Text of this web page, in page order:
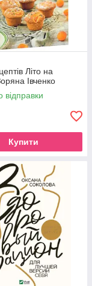
Літо на
Івченко
відправки
Купити